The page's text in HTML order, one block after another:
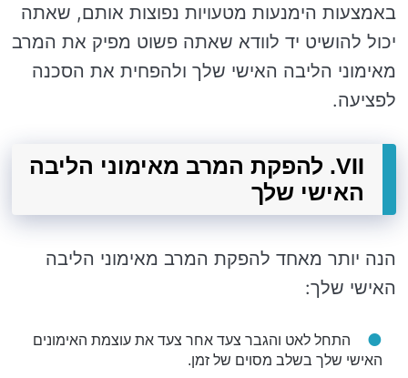
באמצעות הימנעות מטעויות נפוצות אותם, שאתה
יכול להושיט יד לוודא שאתה פשוט מפיק את המרב
מאימוני הליבה האישי שלך ולהפחית את הסכנה
לפציעה.
VII. להפקת המרב מאימוני הליבה
האישי שלך
הנה יותר מאחד להפקת המרב מאימוני הליבה
האישי שלך:
התחל לאט והגבר צעד אחר צעד את עוצמת האימונים
האישי שלך בשלב מסוים של זמן.